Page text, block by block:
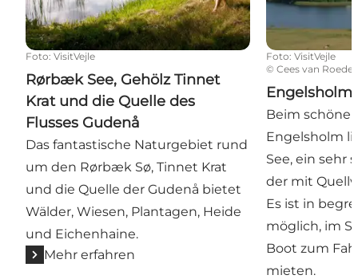
Foto: VisitVejle
Rørbæk See, Gehölz Tinnet
Krat und die Quelle des
Flusses Gudenå
Das fantastische Naturgebiet rund
um den Rørbæk Sø, Tinnet Krat
und die Quelle der Gudenå bietet
Wälder, Wiesen, Plantagen, Heide
und Eichenhaine.
Mehr erfahren
Foto: VisitVejle
©Cees van
Engelsholm
Beim
Engelsholm
See, ein sehr
der mit
Es ist in
möglich, im
Boot zum
mieten.